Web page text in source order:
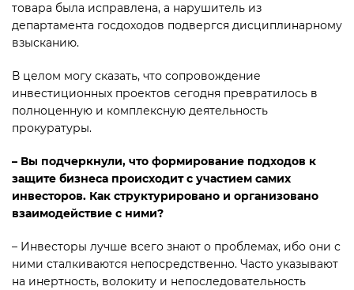
товара была исправлена, а нарушитель из
департамента госдоходов подвергся дисциплинарному
взысканию.
В целом могу сказать, что сопровождение
инвестиционных проектов сегодня превратилось в
полноценную и комплексную деятельность
прокуратуры.
– Вы подчеркнули, что формирование подходов к
защите бизнеса происходит с участием самих
инвесторов. Как структурировано и организовано
взаимодействие с ними?
– Инвесторы лучше всего знают о проблемах, ибо они с
ними сталкиваются непосредственно. Часто указывают
на инертность, волокиту и непоследовательность